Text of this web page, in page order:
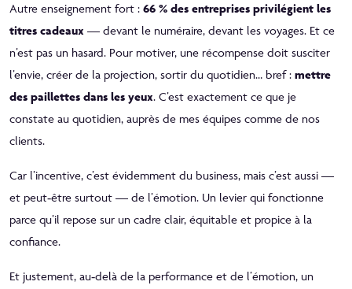
Autre enseignement fort : 66 % des entreprises privilégient les
titres cadeaux — devant le numéraire, devant les voyages. Et ce
n’est pas un hasard. Pour motiver, une récompense doit susciter
l’envie, créer de la projection, sortir du quotidien… bref : mettre
des paillettes dans les yeux. C’est exactement ce que je
constate au quotidien, auprès de mes équipes comme de nos
clients.
Car l’incentive, c’est évidemment du business, mais c’est aussi —
et peut‑être surtout — de l’émotion. Un levier qui fonctionne
parce qu’il repose sur un cadre clair, équitable et propice à la
confiance.
Et justement, au‑delà de la performance et de l’émotion, un